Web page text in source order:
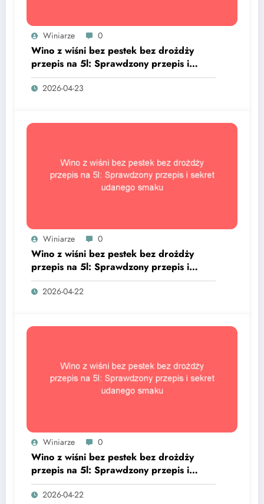
Winiarze 0
Wino z wiśni bez pestek bez drożdży
przepis na 5l: Sprawdzony przepis i
sekret udanego smaku
2026-04-23
Winiarze 0
Wino z wiśni bez pestek bez drożdży
przepis na 5l: Sprawdzony przepis i
sekret udanego smaku
2026-04-22
Winiarze 0
Wino z wiśni bez pestek bez drożdży
przepis na 5l: Sprawdzony przepis i
sekret udanego smaku
2026-04-22